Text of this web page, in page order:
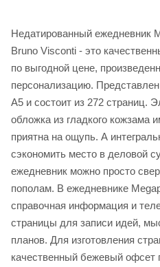
Недатированный ежедневник
Bruno Visconti - это
по выгодной цене,
персонализацию.
А5 и состоит из 272 страниц.
обложка из гладкого кожзама
приятна на ощупь. А
сэкономить место в деловой
ежедневник можно просто
пополам. В ежедневнике
справочная информация и
страницы для записи идей,
планов. Для изготовления
качественный бежевый офсет